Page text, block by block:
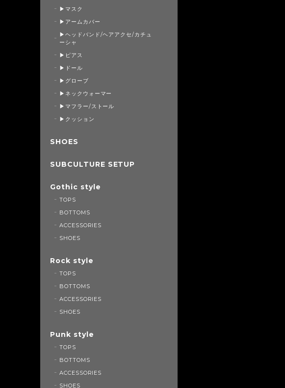
▶マスク
▶アームカバー
▶ヘッドバンド/ヘアアクセ/カチュ
ーシャ
▶ピアス
▶ドール
▶グローブ
▶ネックウォーマー
▶マフラー/ストール
▶クッション
SHOES
SUBCULTURE SETUP
Gothic style
TOPS
BOTTOMS
ACCESSORIES
SHOES
Rock style
TOPS
BOTTOMS
ACCESSORIES
SHOES
Punk style
TOPS
BOTTOMS
ACCESSORIES
SHOES